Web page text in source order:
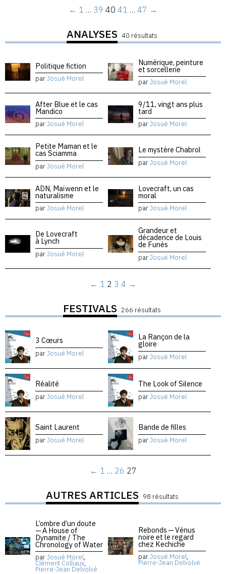
← 1 … 39 40 41 … 47 →
ANALYSES 40 résultats
Politique fiction
parJosué Morel
Numérique, peinture
et sorcellerie
parJosué Morel
After Blue et le cas
Mandico
parJosué Morel
9/11, vingt ans plus
tard
parJosué Morel
Petite Maman et le
cas Sciamma
parJosué Morel
Le mystère Chabrol
parJosué Morel
ADN, Maïwenn et le
naturalisme
parJosué Morel
Lovecraft, un cas
moral
parJosué Morel
De Lovecraft
à Lynch
parJosué Morel
Grandeur et
décadence de Louis
de Funès
parJosué Morel
← 1 2 3 4 →
FESTIVALS 266 résultats
3 Cœurs
parJosué Morel
La Rançon de la
gloire
parJosué Morel
Réalité
parJosué Morel
The Look of Silence
parJosué Morel
Saint Laurent
parJosué Morel
Bande de filles
parJosué Morel
← 1 … 26 27
AUTRES ARTICLES 98 résultats
L’ombre d’un doute
— A House of
Dynamite / The
Chronology of Water
parJosué Morel,
Clément Colliaux,
Pierre-Jean Delvolvé
Rebonds — Vénus
noire et le regard
chez Kechiche
parJosué Morel,
Pierre-Jean Delvolvé